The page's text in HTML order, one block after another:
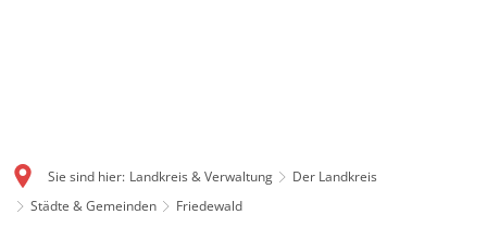
Sie sind hier: Landkreis & Verwaltung
Der Landkreis
Städte & Gemeinden
Friedewald